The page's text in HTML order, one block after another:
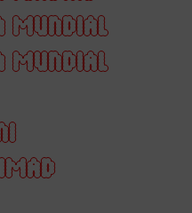
MUNDIAL
MUNDIAL